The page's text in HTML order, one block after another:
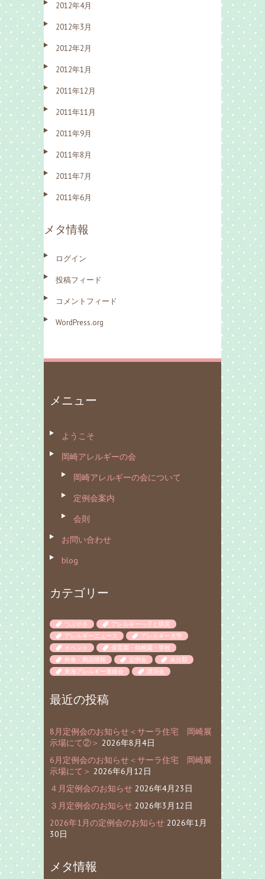
2012年4月
2012年3月
2012年2月
2012年1月
2011年12月
2011年11月
2011年9月
2011年8月
2011年7月
2011年6月
メタ情報
ログイン
投稿フィード
コメントフィード
WordPress.org
メニュー
ようこそ
岡崎アレルギーの会
岡崎アレルギーの会について
定例会案内
会則
お問い合わせ
blog
カテゴリー
つぶやき
アレルギーっ子と防災
アレルギーニュース
アレルギー大学
イベント
保育園・幼稚園・学校
外食・商品情報
定例会
未分類
東海アレルギー連絡会
講演会
最近の投稿
8月定例会のお知らせ＜サーラ住宅 岡崎展
示場にて②＞ 2026年8月4日
6月定例会のお知らせ＜サーラ住宅 岡崎展
示場にて＞ 2026年6月12日
４月定例会のお知らせ 2026年4月23日
３月定例会のお知らせ 2026年3月12日
2026年1月の定例会のお知らせ 2026年1月
30日
メタ情報